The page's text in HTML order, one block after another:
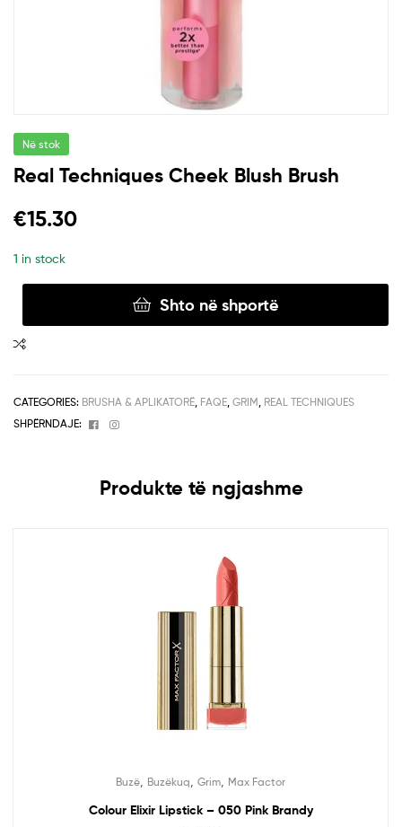
Në stok
Real Techniques Cheek Blush Brush
€15.30
1 in stock
Shto në shportë
CATEGORIES: BRUSHA & APLIKATORË FAQE GRIM REAL TECHNIQUES
SHPËRNDAJE:
Facebook
Instagram
Produkte të ngjashme
Buzë Buzëkuq Grim Max Factor
Colour Elixir Lipstick – 050 Pink Brandy